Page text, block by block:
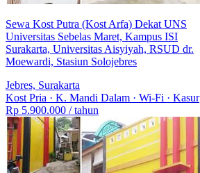
Sewa Kost Putra (Kost Arfa) Dekat UNS
Universitas Sebelas Maret, Kampus ISI
Surakarta, Universitas Aisyiyah, RSUD dr.
Moewardi, Stasiun Solojebres
Jebres, Surakarta
Kost Pria · K. Mandi Dalam · Wi-Fi · Kasur
Rp 5.900.000 / tahun